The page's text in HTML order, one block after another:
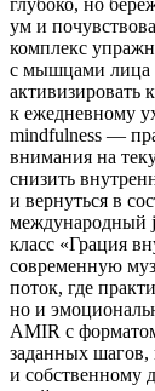
глубоко, но
ум и
комплекс
с мышцами лица
активизировать
к ежедневному
mindfulness —
внимания на
снизить
и вернуться в
международный
класс «Грация
современную
поток, где
но и
AMIR с
заданных шагов,
и собственному